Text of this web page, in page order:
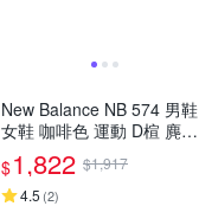
New Balance NB 574 男鞋
女鞋 咖啡色 運動 D楦 麂皮
經典 緩衝 復古 休閒鞋 U57
4RBI
$1,822 $1,917
4.5 (2)